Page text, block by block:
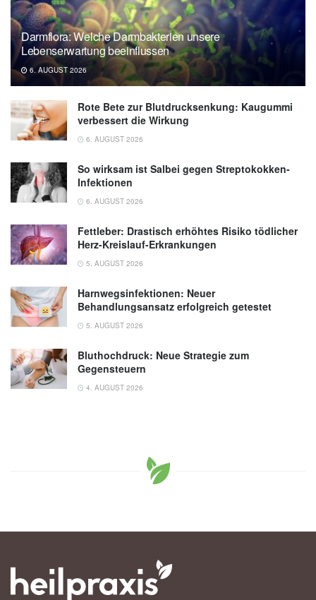
Darmflora: Welche Darmbakterien unsere
Lebenserwartung beeinflussen
6. AUGUST 2026
Rote Bete zur Blutdrucksenkung: Kaugummi
verbessert die Wirkung
6. AUGUST 2026
So wirksam ist Salbei gegen Streptokokken-
Infektionen
6. AUGUST 2026
Fettleber: Drastisch erhöhtes Risiko tödlicher
Herz-Kreislauf-Erkrankungen
5. AUGUST 2026
Harnwegsinfektionen: Neuer
Behandlungsansatz erfolgreich getestet
5. AUGUST 2026
Bluthochdruck: Neue Strategie zum
Gegensteuern
4. AUGUST 2026